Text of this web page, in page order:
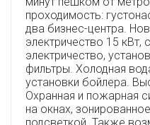
проходимость:
два бизнес-центра.
электричество 15 кВт,
электричество,
фильтры. Холодная
установки бойлера.
Охранная и пожарная
на окнах,